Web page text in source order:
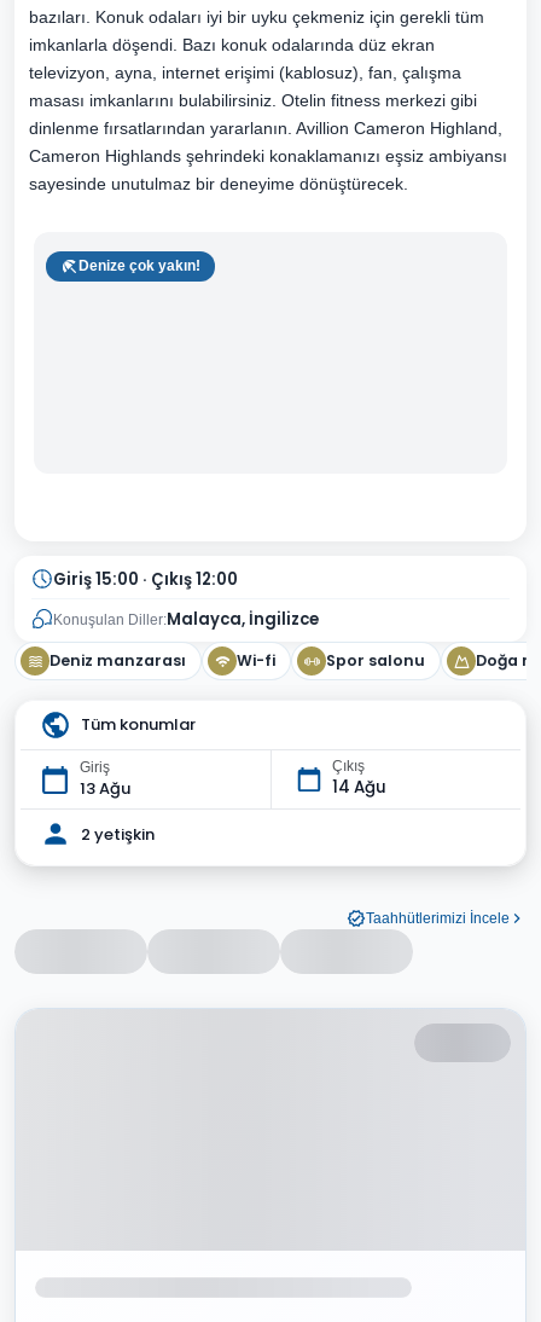
bazıları. Konuk odaları iyi bir uyku çekmeniz için gerekli tüm
imkanlarla döşendi. Bazı konuk odalarında düz ekran
televizyon, ayna, internet erişimi (kablosuz), fan, çalışma
masası imkanlarını bulabilirsiniz. Otelin fitness merkezi gibi
dinlenme fırsatlarından yararlanın. Avillion Cameron Highland,
Cameron Highlands şehrindeki konaklamanızı eşsiz ambiyansı
sayesinde unutulmaz bir deneyime dönüştürecek.
Denize çok yakın!
Giriş 15:00 · Çıkış 12:00
Konuşulan Diller:Malayca, İngilizce
Deniz manzarası Wi-fi Spor salonu Doğa
Tüm konumlar
Giriş
13 Ağu
Çıkış
14 Ağu
2 yetişkin
Taahhütlerimizi İncele